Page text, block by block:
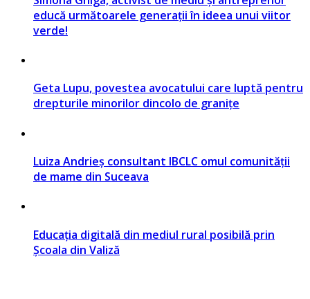
educă următoarele generații în ideea unui viitor
verde!
Geta Lupu, povestea avocatului care luptă pentru
drepturile minorilor dincolo de granițe
Luiza Andrieș consultant IBCLC omul comunității
de mame din Suceava
Educația digitală din mediul rural posibilă prin
Școala din Valiză